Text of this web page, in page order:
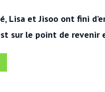
Lisa et Jisoo ont fini
sur le point de revenir